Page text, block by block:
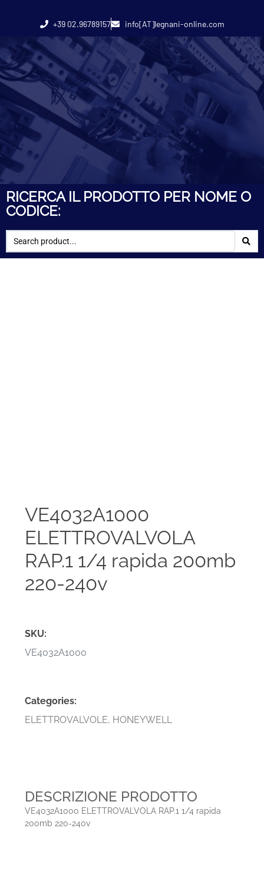
+39 02.96789157 info[AT]legnani-online.com
RICERCA IL PRODOTTO PER NOME O
CODICE:
VE4032A1000
ELETTROVALVOLA
RAP.1 1/4 rapida 200mb
220-240v
SKU:
VE4032A1000
Categories:
ELETTROVALVOLE, HONEYWELL
DESCRIZIONE PRODOTTO
VE4032A1000 ELETTROVALVOLA RAP.1 1/4 rapida
200mb 220-240v